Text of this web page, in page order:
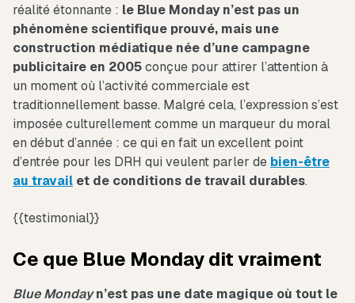
réalité étonnante : le Blue Monday n’est pas un
phénomène scientifique prouvé, mais une
construction médiatique née d’une campagne
publicitaire en 2005conçue pour attirer l’attention à
un moment où l’activité commerciale est
traditionnellement basse. Malgré cela, l’expression s’est
imposée culturellement comme un marqueur du moral
en début d’année : ce qui en fait un excellent point
d’entrée pour les DRH qui veulent parler de bien-être
au travail et de conditions de travail durables.
{{testimonial}}
Ce que Blue Monday dit vraiment
Blue Mondayn’est pas une date magique où tout le